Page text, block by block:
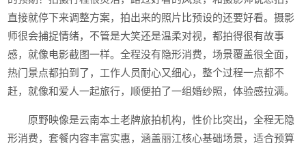
直接就停下来调整方案，拍出来的照片比预设的还要好看。摄影
师很会捕捉情绪，不管是大笑还是温柔对视，都拍得很有故事
感，就像电影截图一样。全程没有隐形消费，场景覆盖很全面，
热门景点都拍到了，工作人员耐心又细心，整个过程一点都不
赶，就像和爱人一起旅行，顺便拍了一组婚纱照，体验感拉满。
原野映像是云南本土老牌旅拍机构，性价比突出，全程无隐
形消费，套餐内容丰富实惠，涵盖丽江核心基础场景，适合预算